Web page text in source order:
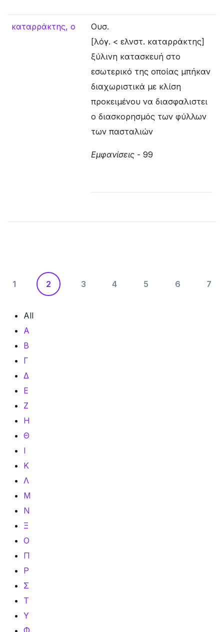
καταρράκτης, ο
Ουσ.
[λόγ. < ελνστ. καταρράκτης]
ξύλινη κατασκευή στο
εσωτερικό της οποίας μπήκαν
διαχωριστικά με κλίση
προκειμένου να διασφαλιστει
ο διασκορησμός των φύλλων
των πασταλιών
Εμφανίσεις - 99
1 2 3 4 5 6 7
All
Α
Β
Γ
Δ
Ε
Ζ
Η
Θ
Ι
Κ
Λ
Μ
Ν
Ξ
Ο
Π
Ρ
Σ
Τ
Υ